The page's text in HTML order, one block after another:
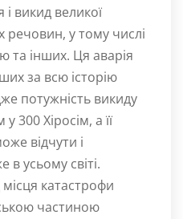
викид великої
речовин, у тому числі
та інших. Ця аварія
за всю історію
потужність викиду
300 Хіросім, а її
відчути і
в усьому світі.
місця катастрофи
частиною